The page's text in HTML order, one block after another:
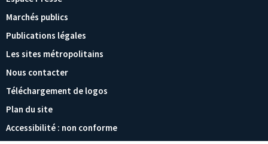
Marchés publics
Publications légales
Les sites métropolitains
Nous contacter
Téléchargement de logos
Plan du site
Accessibilité : non conforme